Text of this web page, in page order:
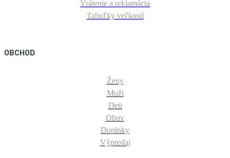
Vrátenie a reklamácia
Tabuľky veľkostí
OBCHOD
Ženy
Muži
Deti
Obuv
Doplnky
Výpredaj